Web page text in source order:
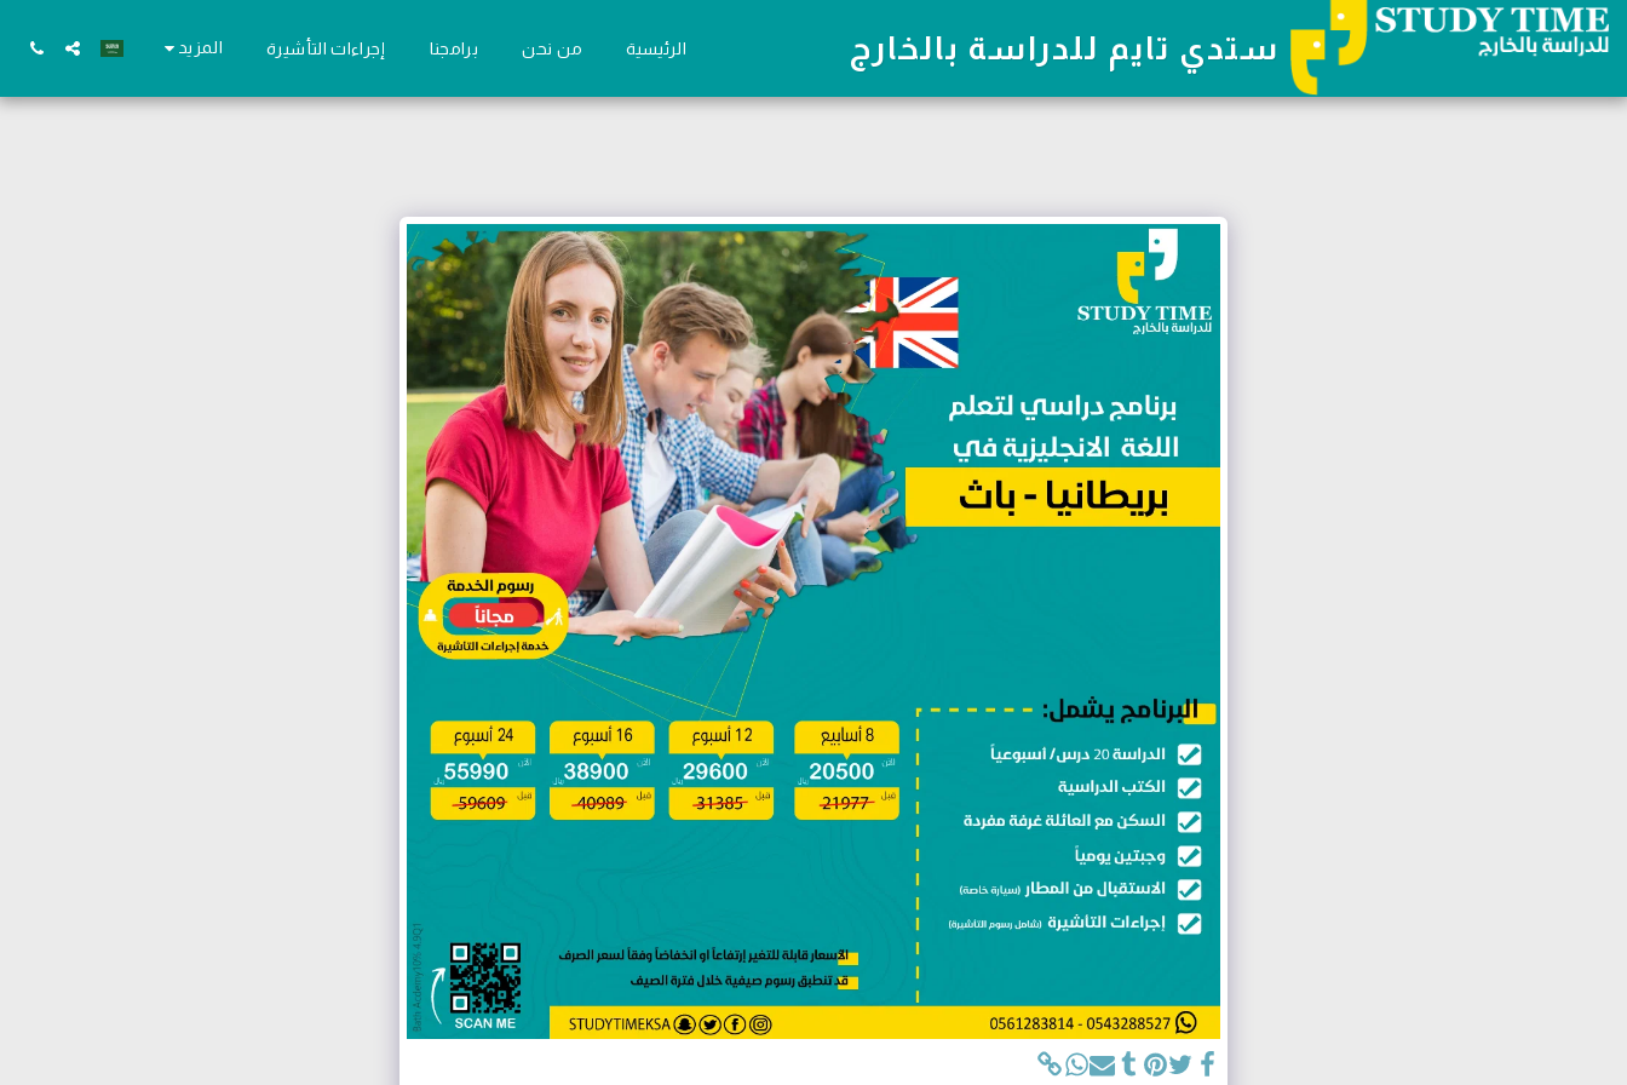
ستدي تايم للدراسة بالخارج الرئيسية من نحن برامجنا إجراءات التأشيرة المزيد